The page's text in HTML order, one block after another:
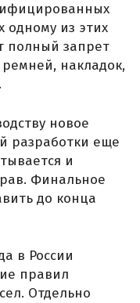
одному из этих
полный запрет
накладок,
новое
разработки еще
и
Финальное
до конца
в России
правил
Отдельно